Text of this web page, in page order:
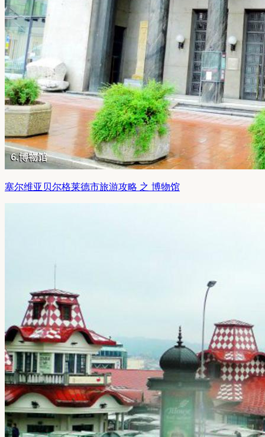
塞尔维亚贝尔格莱德市旅游攻略 之 博物馆